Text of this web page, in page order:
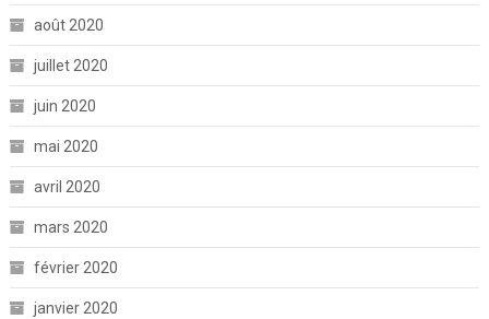
août 2020
juillet 2020
juin 2020
mai 2020
avril 2020
mars 2020
février 2020
janvier 2020